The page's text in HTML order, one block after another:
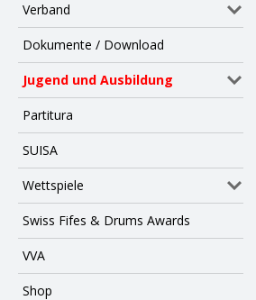
Verband
Dokumente / Download
Jugend und Ausbildung
Partitura
SUISA
Wettspiele
Swiss Fifes & Drums Awards
VVA
Shop